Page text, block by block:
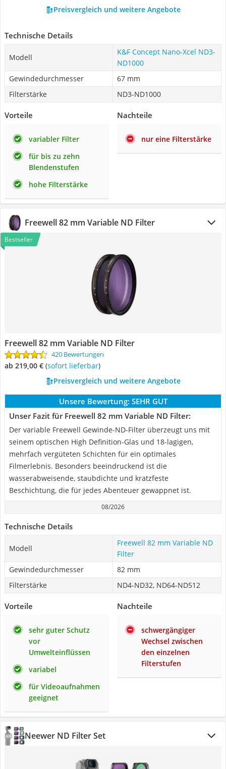
Preisvergleich und weitere Angebote
Technische Details
Modell
K&F Concept Nano-Xcel ND3-
ND1000
Gewindedurchmesser
67 mm
Filterstärke
ND3-ND1000
Vorteile
variabler Filter
für bis zu zehn
Blendenstufen
hohe Filterstärke
Nachteile
nur eine Filterstärke
Freewell 82 mm Variable ND Filter
Bestseller
Freewell 82 mm Variable ND Filter
420 Bewertungen
ab 219,00 € ( Sofort lieferbar)
Preisvergleich und weitere Angebote
Unsere Bewertung: SEHR GUT
Unser Fazit für Freewell 82 mm Variable ND Filter:
Der variable Freewell Gewinde-ND-Filter überzeugt uns mit
seinem optischen High Definition-Glas und 18-lagigen,
mehrfach vergüteten Schichten für ein optimales
Filmerlebnis. Besonders beeindruckend ist die
wasserabweisende, staubdichte und kratzfeste
Beschichtung, die für jedes Abenteuer gewappnet ist.
08/2026
Technische Details
Modell
Freewell 82 mm Variable ND
Filter
Gewindedurchmesser
82 mm
Filterstärke
ND4-ND32, ND64-ND512
Vorteile
sehr guter Schutz
vor
Umwelteinflüssen
variabel
für Videoaufnahmen
geeignet
Nachteile
schwergängiger
Wechsel zwischen
den einzelnen
Filterstufen
Neewer ND Filter Set